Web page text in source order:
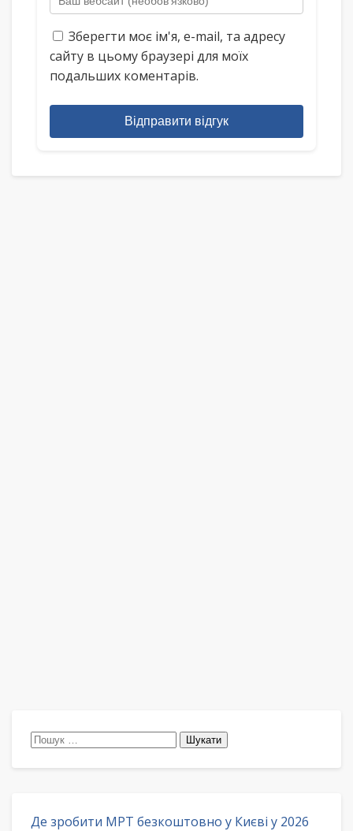
Зберегти моє ім'я, e-mail, та адресу
сайту в цьому браузері для моїх
подальших коментарів.
Відправити відгук
Пошук:
Де зробити МРТ безкоштовно у Києві у 2026